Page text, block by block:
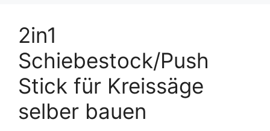
2in1
Schiebestock/Push
Stick für Kreissäge
selber bauen